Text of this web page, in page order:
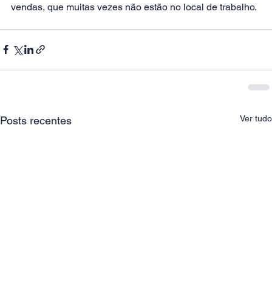
vendas, que muitas vezes não estão no local de trabalho.
Posts recentes Ver tudo